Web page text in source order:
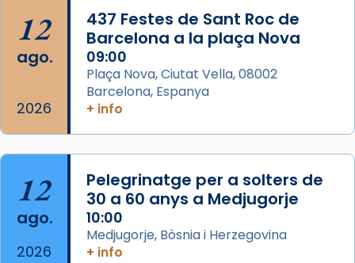
Acompanyant la història de sant Cugat, a
partir de l’Edat Mitjana sorgeix la tradició
que les santes Juliana (“relatiu a Júlia”) i
Semproniana (“relatiu a Semprònia =
eterna”) són deixebles seves. I l’any 1667, el
frare Joan Gaspar Roig, afirma en una obra
que les santes són filles de l’antiga Iluro.
Mataró en reivindicarà les relíq
Foto
View on Facebook ·
12
ago.
2026
437 Festes de Sant Roc de
Barcelona a la plaça Nova
09:00
Plaça Nova, Ciutat Vella, 08002
Barcelona, Espanya
+ info
12
ago.
2026
Pelegrinatge per a solters de
30 a 60 anys a Medjugorje
10:00
Medjugorje, Bòsnia i Herzegovina
+ info